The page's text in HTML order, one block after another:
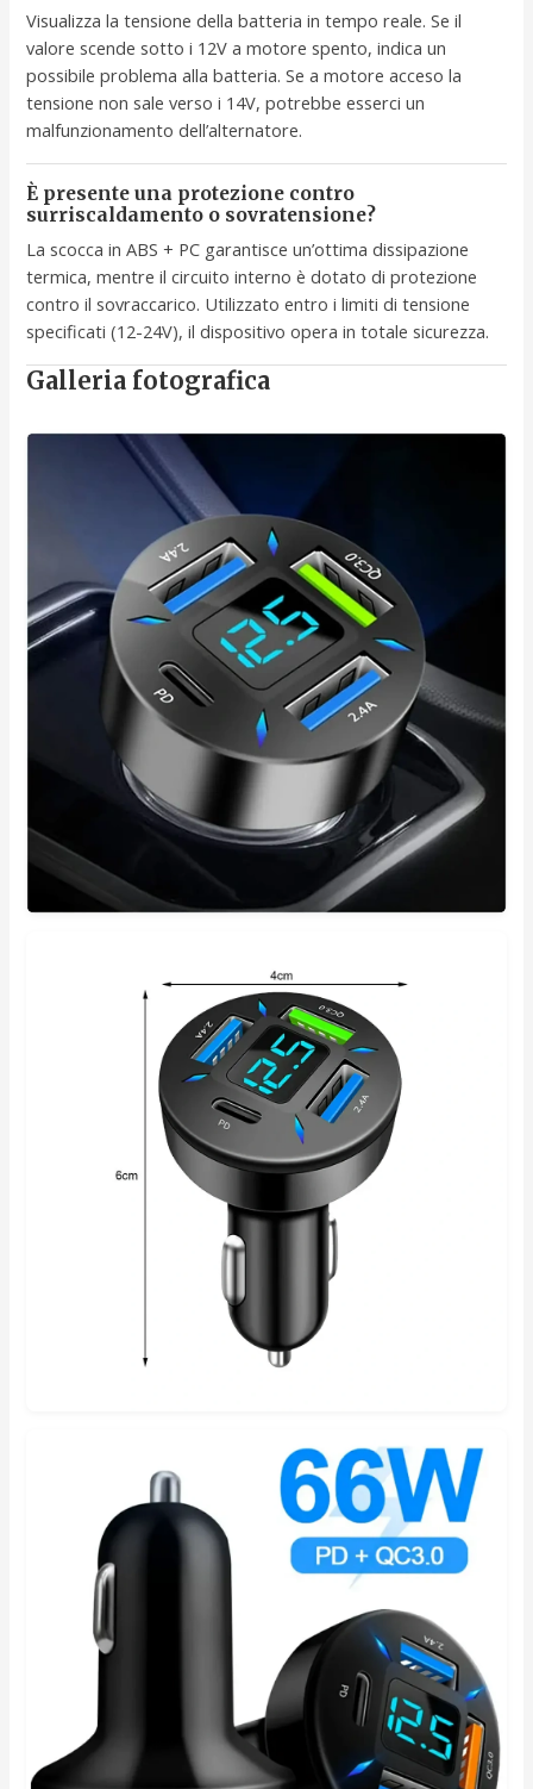
Visualizza la tensione della batteria in tempo reale. Se il
valore scende sotto i 12V a motore spento, indica un
possibile problema alla batteria. Se a motore acceso la
tensione non sale verso i 14V, potrebbe esserci un
malfunzionamento dell’alternatore.
È presente una protezione contro
surriscaldamento o sovratensione?
La scocca in ABS + PC garantisce un’ottima dissipazione
termica, mentre il circuito interno è dotato di protezione
contro il sovraccarico. Utilizzato entro i limiti di tensione
specificati (12-24V), il dispositivo opera in totale sicurezza.
Galleria fotografica